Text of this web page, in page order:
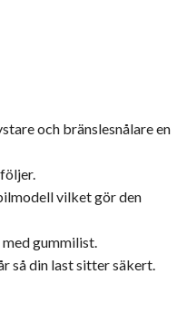
och bränslesnålare en
vilket gör den
gummilist.
så din last sitter säkert.